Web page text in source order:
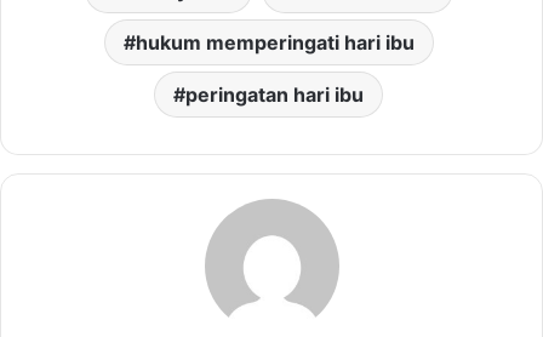
hukum memperingati hari ibu
peringatan hari ibu